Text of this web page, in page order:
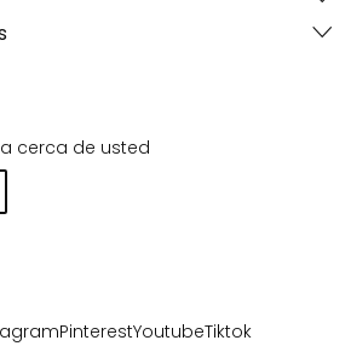
PinterestYoutubeTiktok
cerca de usted